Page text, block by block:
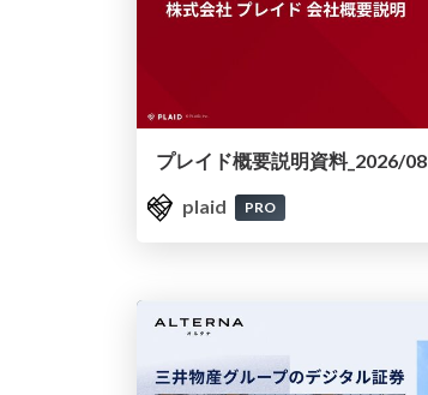
プレイド概要説明資料_2026/08
plaid
PRO